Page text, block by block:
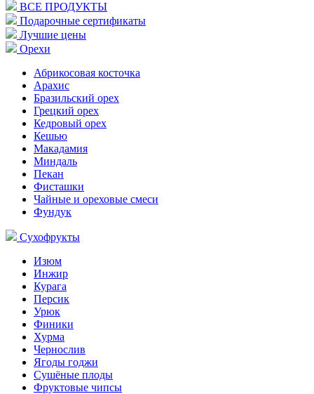
ВСЕ ПРОДУКТЫ
Подарочные сертификаты
Лучшие цены
Орехи
Абрикосовая косточка
Арахис
Бразильский орех
Грецкий орех
Кедровый орех
Кешью
Макадамия
Миндаль
Пекан
Фисташки
Чайные и ореховые смеси
Фундук
Сухофрукты
Изюм
Инжир
Курага
Персик
Урюк
Финики
Хурма
Чернослив
Ягоды годжи
Сушёные плоды
Фруктовые чипсы